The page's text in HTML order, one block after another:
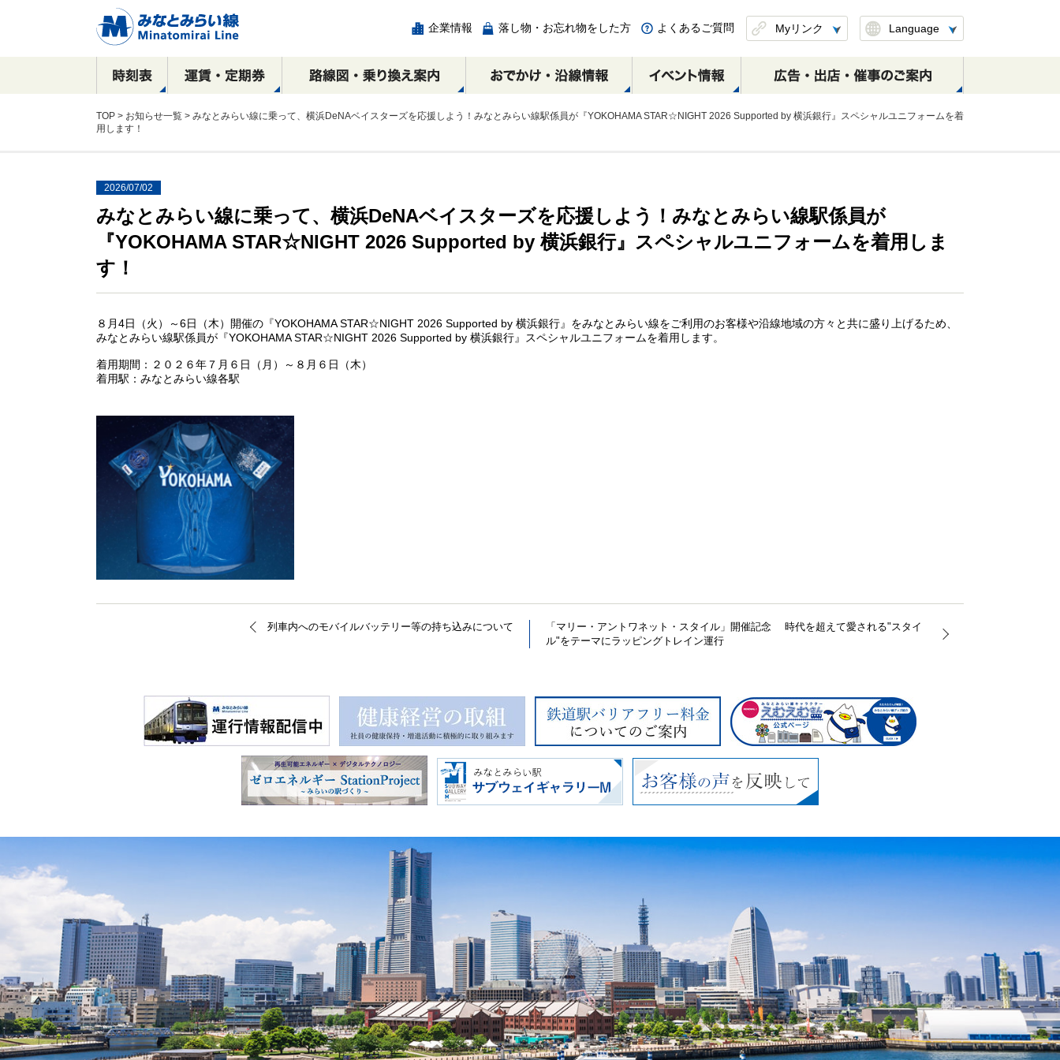
企業情報 落し物・お忘れ物をした方 よくあるご質問 Myリンク
このページを保存
チェックしたリンクを削除
Language
横浜駅
元町・中華街方面
新高島駅
横浜・渋谷方面
みなとみらい駅
横浜・渋谷方面
馬車道駅
横浜・渋谷方面
日本大通り駅
横浜・渋谷方面
元町･中華街駅
横浜・渋谷方面
運賃 乗車券の種類 ICカード 割引制度
定期券のお取扱い
(区間変更・払戻し)
全路線マップ
停車駅・所要時間の
ご案内
相互直通路線図 乗り換え案内 S-TRAINのご案内
目的別で探す！
観光スポット案内
沿線周辺おすすめ
コース
エリア別周辺スポット みなとみらい線時間
駅看板など
広告出稿のご案内
駅ポスター
駅サインボード
駅構内における
催事物販のご案内
各駅の乗降人員と
広告・出店・催事スペ
ースのご案内
TOP > お知らせ一覧 > みなとみらい線に乗って、横浜DeNAベイスターズを応援しよう！みなとみらい線駅係員が『YOKOHAMA STAR☆NIGHT 2026 Supported by 横浜銀行』スペシャルユニフォームを着
用します！
2026/07/02
みなとみらい線に乗って、横浜DeNAベイスターズを応援しよう！みなとみらい線駅係員が
『YOKOHAMA STAR☆NIGHT 2026 Supported by 横浜銀行』スペシャルユニフォームを着用しま
す！
８月4日（火）～6日（木）開催の『YOKOHAMA STAR☆NIGHT 2026 Supported by 横浜銀行』をみなとみらい線をご利用のお客様や沿線地域の方々と共に盛り上げるため、
みなとみらい線駅係員が『YOKOHAMA STAR☆NIGHT 2026 Supported by 横浜銀行』スペシャルユニフォームを着用します。
着用期間：２０２６年７月６日（月）～８月６日（木）
着用駅：みなとみらい線各駅
列車内へのモバイルバッテリー等の持ち込みについて
「マリー・アントワネット・スタイル」開催記念 時代を超えて愛される"スタイ
ル"をテーマにラッピングトレイン運行